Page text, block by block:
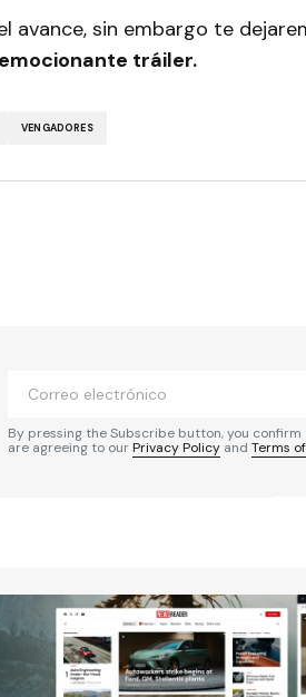
avance, sin embargo te
tráiler.
VENGADORES
By pressing the Subscribe button, you
are agreeing to ourPrivacy Policy and Terms